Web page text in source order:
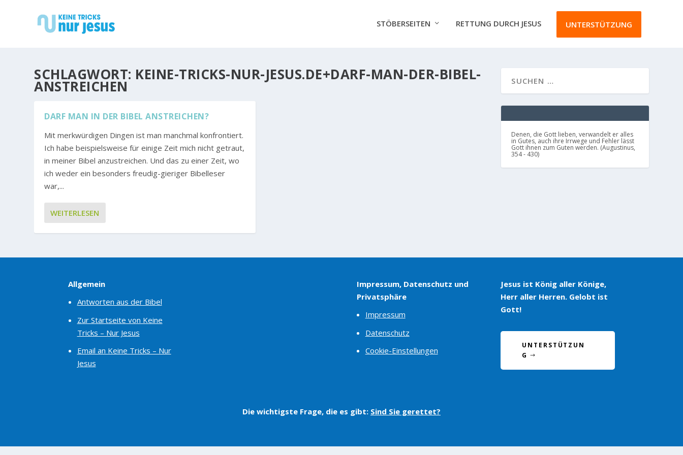
STÖBERSEITEN RETTUNG DURCH JESUS UNTERSTÜTZUNG
SCHLAGWORT: KEINE-TRICKS-NUR-JESUS.DE+DARF-MAN-DER-BIBEL-
ANSTREICHEN
DARF MAN IN DER BIBEL ANSTREICHEN?
Mit merkwürdigen Dingen ist man manchmal konfrontiert.
Ich habe beispielsweise für einige Zeit mich nicht getraut,
in meiner Bibel anzustreichen. Und das zu einer Zeit, wo
ich weder ein besonders freudig-gieriger Bibelleser
war,...
WEITERLESEN
Denen, die Gott lieben, verwandelt er alles
in Gutes, auch ihre Irrwege und Fehler lässt
Gott ihnen zum Guten werden. (Augustinus,
354 - 430)
Allgemein
Antworten aus der Bibel
Zur Startseite von Keine
Tricks – Nur Jesus
Email an Keine Tricks – Nur
Jesus
Impressum, Datenschutz und
Privatsphäre
Impressum
Datenschutz
Cookie-Einstellungen
Jesus ist König aller Könige,
Herr aller Herren. Gelobt ist
Gott!
UNTERSTÜTZUN
G
Die wichtigste Frage, die es gibt: Sind Sie gerettet?